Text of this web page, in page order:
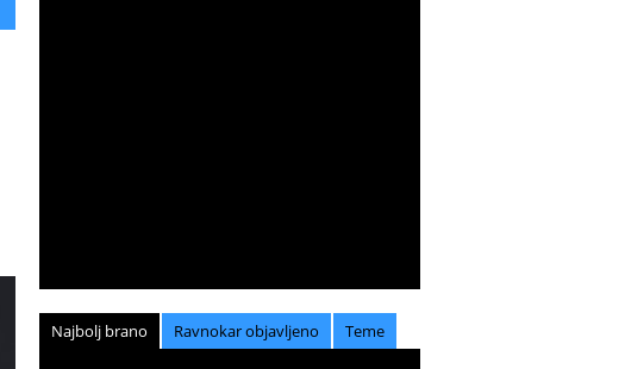
Najbolj brano Ravnokar objavljeno Teme